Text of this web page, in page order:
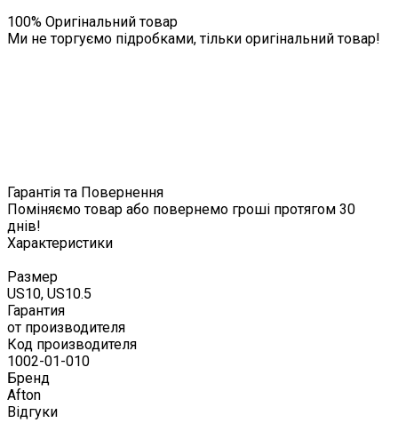
100% Оригінальний товар
Ми не торгуємо підробками, тільки оригінальний товар!
Гарантія та Повернення
Поміняємо товар або повернемо гроші протягом 30
днів!
Характеристики
Размер
US10, US10.5
Гарантия
от производителя
Код производителя
1002-01-010
Бренд
Afton
Відгуки